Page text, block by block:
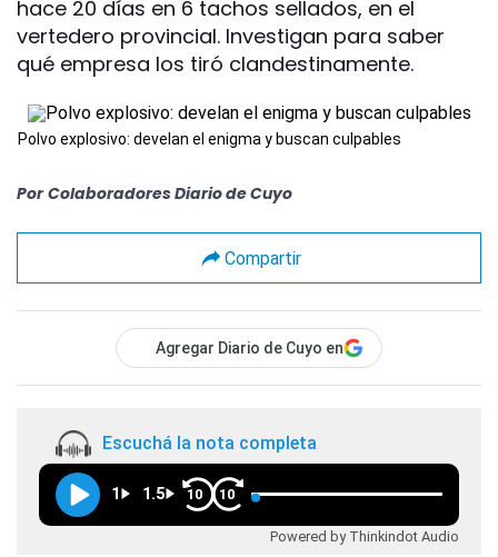
hace 20 días en 6 tachos sellados, en el
vertedero provincial. Investigan para saber
qué empresa los tiró clandestinamente.
Polvo explosivo: develan el enigma y buscan culpables
Por Colaboradores Diario de Cuyo
Compartir
Agregar Diario de Cuyo en
Escuchá la nota completa
1 1.5 10 10
Powered by Thinkindot Audio